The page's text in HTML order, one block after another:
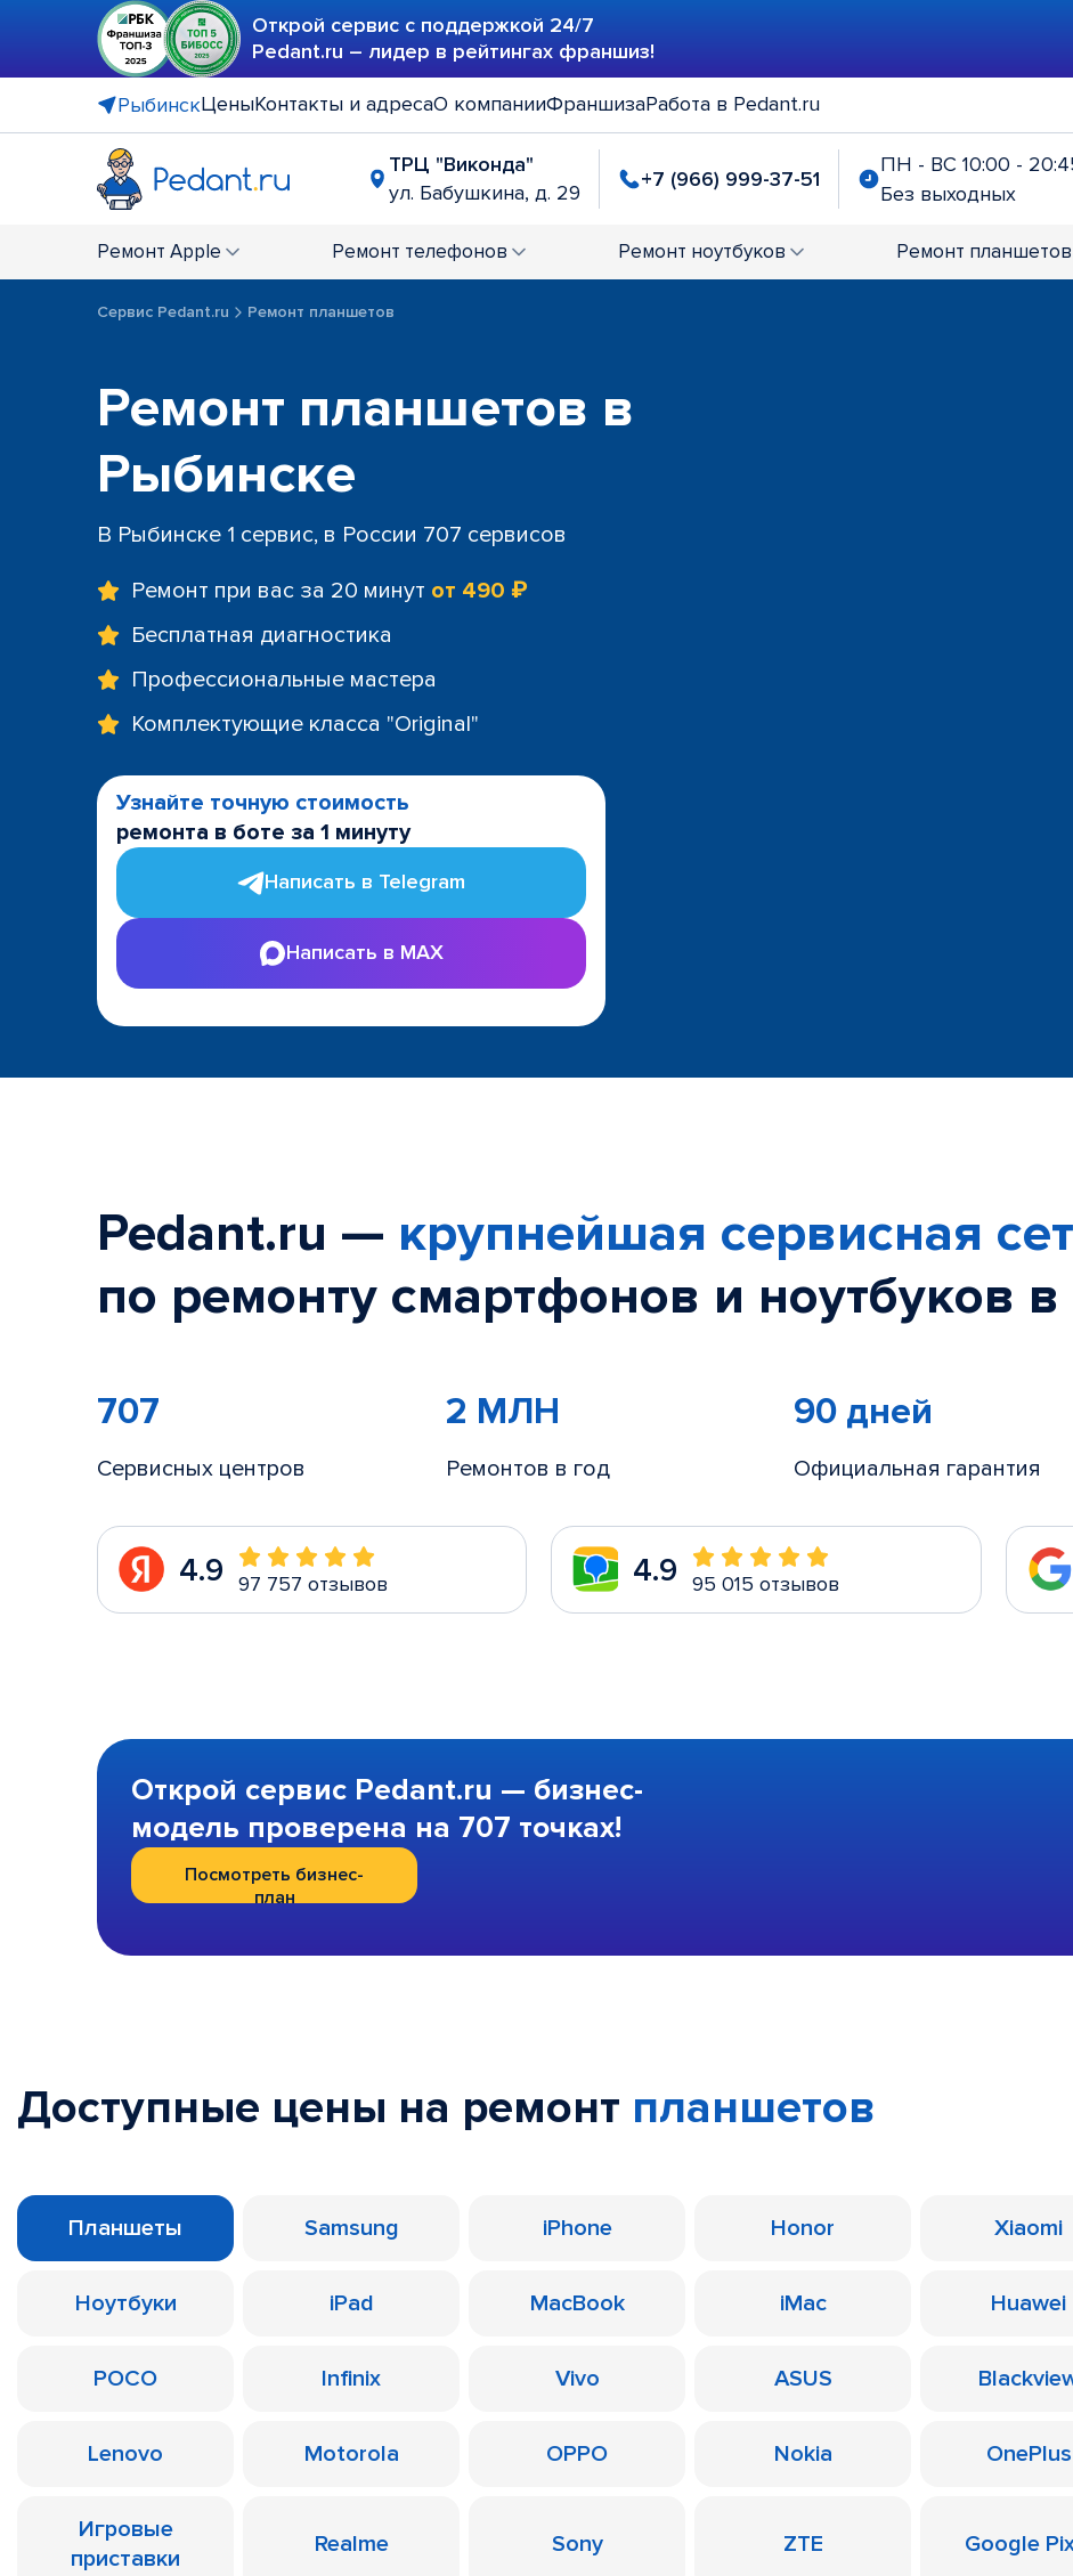
Открой сервис с поддержкой 24/7
Pedant.ru – лидер в рейтингах франшиз!
РыбинскЦеныКонтакты и адресаО компанииФраншизаРабота в Pedant.ru
ТРЦ "Виконда"
ул. Бабушкина, д. 29
+7 (966) 999-37-51
ПН - ВС 10:00 -
Без выходных
Ремонт Apple Ремонт телефонов Ремонт ноутбуков Ремонт планшетов
Сервис Pedant.ru Ремонт планшетов
Ремонт планшетов в
Рыбинске
В Рыбинске 1 сервис, в России 707 сервисов
Ремонт при вас за 20 минут от 490 ₽
Бесплатная диагностика
Профессиональные мастера
Комплектующие класса "Original"
Узнайте точную стоимость
ремонта в боте за 1 минуту
Написать в Telegram
Написать в MAX
Pedant.ru — крупнейшая сервисная
по ремонту смартфонов и ноутбуков в
707
Сервисных центров
2 МЛН
Ремонтов в год
90 дней
Официальная гарантия
4.9 97 757 отзывов 4.9 95 015 отзывов
Открой сервис Pedant.ru — бизнес-
модель проверена на 707 точках!
Посмотреть бизнес-
план
Доступные цены на ремонт планшетов
Планшеты Samsung iPhone Honor Xiaomi
Ноутбуки iPad MacBook iMac Huawei
POCO Infinix Vivo ASUS
Lenovo Motorola OPPO Nokia OnePlus
Игровые
приставки
Realme Sony ZTE Google